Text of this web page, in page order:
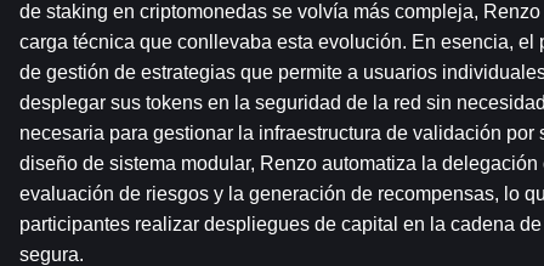
de staking en criptomonedas se volvía más compleja,
carga técnica que conllevaba esta evolución. En esencia, el
de gestión de estrategias que permite a usuarios
desplegar sus tokens en la seguridad de la red sin
necesaria para gestionar la infraestructura de validación por
diseño de sistema modular, Renzo automatiza la
evaluación de riesgos y la generación de recompensas, lo
participantes realizar despliegues de capital en la cadena
segura.